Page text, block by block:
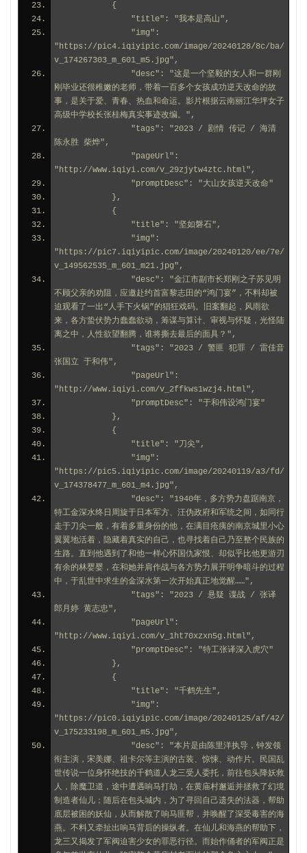
            {
                "title": "我本是高山",
"https://pic4.iqiyipic.com/image/20240128/8c/ba/
v_174267303_m_601_m5.jpg",
刚毕业还很稚嫩的老师，带着一百多个女孩成功逆天改命的故
事，是关于爱、青春、热血和命运。影片根据云南丽江华坪女子
高级中学校长张桂梅真实事迹改编。",
陈永胜 柴烨",
"http://www.iqiyi.com/v_29zjytw4ztc.html",
                "promptDesc": "大山女孩逆天改命"
            },
            {
                "title": "坚如磐石",
"https://pic7.iqiyipic.com/image/20240120/ee/7e/
v_149562535_m_601_m21.jpg",
不顾父亲的劝阻，应邀赴约首富黎志田的“鸿门宴”，不料却被
迫观看了一出“人手下火锅”的猖狂戏码。旧案翻起，风雨欲
来，各方蛰伏势力蠢蠢欲动，筹谋与算计、审视与怀疑，光怪陆
离之中，人性欲望翻腾，谁将撕去最后的面具？",
张国立 于和伟",
"http://www.iqiyi.com/v_2ffkws1wzj4.html",
                "promptDesc": "于和伟设鸿门宴"
            },
            {
                "title": "刀尖",
"https://pic5.iqiyipic.com/image/20240119/a3/fd/
v_174378477_m_601_m4.jpg",
特工金深水终日周旋于日本军方、汪伪政府和军统之间，如同行
走于刀尖一般，有着多重身份的他，在满目疮痍的南京城里小心
翼翼地活着，隐藏着真实的自己，也寻找着自己乃至整个民族的
生路。直到他遇到了和他一样心怀国仇家恨、却似乎比他更游刃
有余的林婴婴，在和她并肩作战与各方势力展开明争暗斗的过程
中，于乱世中求生的金深水第一次开始真正地觉醒……",
郎月婷 黄志忠",
"http://www.iqiyi.com/v_1ht70xzxn5g.html",
                "promptDesc": "特工张译深入虎穴"
            },
            {
                "title": "千鹤先生",
"https://pic0.iqiyipic.com/image/20240125/af/42/
v_175233198_m_601_m5.jpg",
衔主演，宋美娜、祖卡尔等主演的古装、惊悚、动作片。民国乱
世传说一位身怀绝技的千鹤道人龙三受人委托，前往包头降妖救
人，除魔卫道，途中遭遇响马打劫，在黄庙村邂逅并拯救了幻境
制造者仙儿；随后在包头城内，为了寻回自己遗失的法器，帮助
底层被困的妖仙，从而解散了响马匪帮，并唤醒了深受毒害的海
燕。不料又牵扯出响马背后的操纵者。在仙儿和海燕的帮助下，
龙三又揭发了军阀迫害少女的罪恶行径。而始作俑者的军阀正是